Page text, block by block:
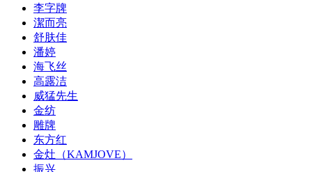
李字牌
潔而亮
舒肤佳
潘婷
海飞丝
高露洁
威猛先生
金纺
雕牌
东方红
金灶（KAMJOVE）
振兴